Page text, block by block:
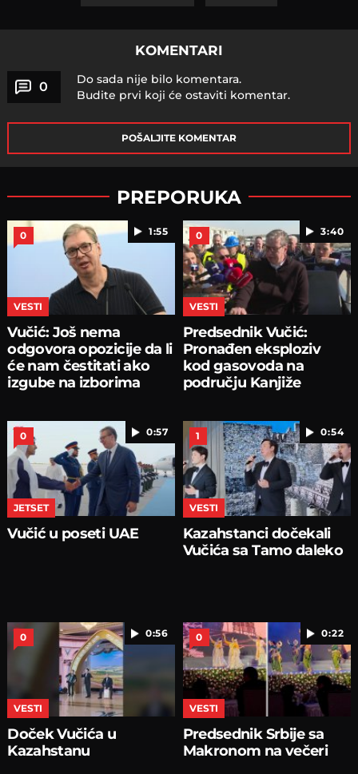
KOMENTARI
0
Do sada nije bilo komentara.
Budite prvi koji će ostaviti komentar.
POŠALJITE KOMENTAR
PREPORUKA
1:55
0
VESTI
Vučić: Još nema
odgovora opozicije da li
će nam čestitati ako
izgube na izborima
3:40
0
VESTI
Predsednik Vučić:
Pronađen eksploziv
kod gasovoda na
području Kanjiže
0:57
0
JETSET
Vučić u poseti UAE
0:54
1
VESTI
Kazahstanci dočekali
Vučića sa Tamo daleko
0:56
0
VESTI
Doček Vučića u
Kazahstanu
0:22
0
VESTI
Predsednik Srbije sa
Makronom na večeri